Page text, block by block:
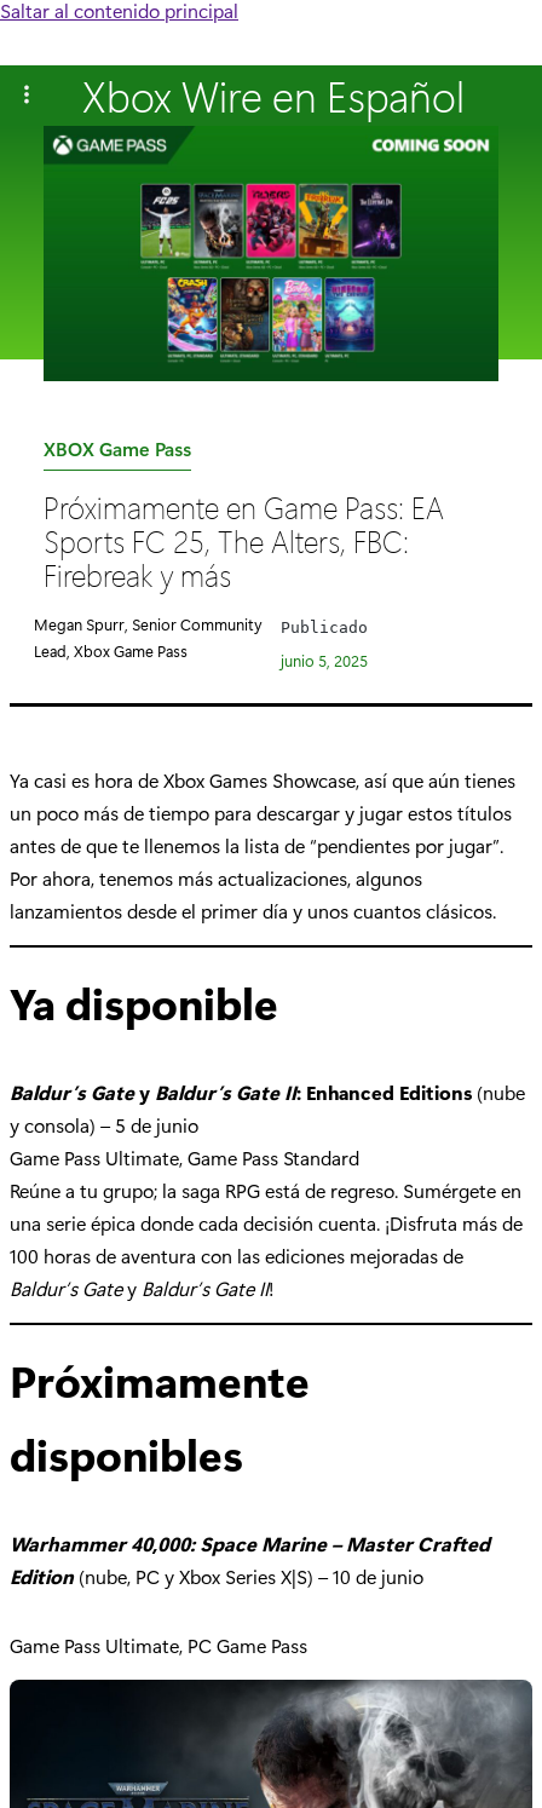
Saltar al contenido principal
Xbox Wire en Español
C
t
e
g
r
a
XBOX Game Pass
Próximamente en Game Pass: EA
Sports FC 25, The Alters, FBC:
Firebreak y más
Megan Spurr, Senior Community
Lead, Xbox Game Pass
Publicado
junio 5, 2025
Ya casi es hora de Xbox Games Showcase, así que aún tienes
un poco más de tiempo para descargar y jugar estos títulos
antes de que te llenemos la lista de “pendientes por jugar”.
Por ahora, tenemos más actualizaciones, algunos
lanzamientos desde el primer día y unos cuantos clásicos.
Ya disponible
Baldur’s Gatey Baldur’s Gate II: Enhanced Editions (nube
y consola) – 5 de junio
Game Pass Ultimate, Game Pass Standard
Reúne a tu grupo; la saga RPG está de regreso. Sumérgete en
una serie épica donde cada decisión cuenta. ¡Disfruta más de
100 horas de aventura con las ediciones mejoradas de
Baldur’s Gatey Baldur’s Gate II!
Próximamente
disponibles
Warhammer 40,000: Space Marine – Master Crafted
Edition(nube, PC y Xbox Series X|S) – 10 de junio
Game Pass Ultimate, PC Game Pass